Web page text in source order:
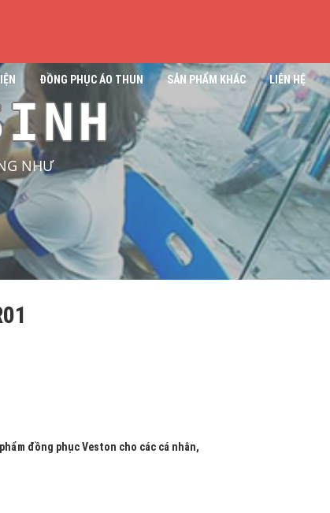
ĐỒNG PHỤC ÁO THUN SẢN PHẨM KHÁC LIÊN HỆ
NHƯ
đồng phục Veston cho các cá nhân,